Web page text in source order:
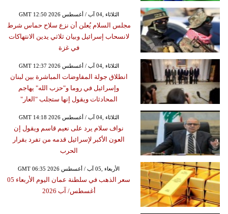
GMT 12:50 2026 الثلاثاء ,04 آب / أغسطس
مجلس السلام يُعلن أن نزع سلاح حماس شرط
لانسحاب إسرائيل وبيان ثلاثي يدين الانتهاكات
في غزة
GMT 12:37 2026 الثلاثاء ,04 آب / أغسطس
انطلاق جولة المفاوضات المباشرة بين لبنان
وإسرائيل في روما و"حزب الله" يهاجم
المحادثات ويقول إنها ستجلب "العار"
GMT 14:18 2026 الثلاثاء ,04 آب / أغسطس
نواف سلام يرد على نعيم قاسم ويقول إن
العون الأكبر لإسرائيل قدمه من تفرد بقرار
الحرب
GMT 06:35 2026 الأربعاء ,05 آب / أغسطس
سعر الذهب في سلطنة عمان اليوم الأربعاء 05
أغسطس/ آب 2026